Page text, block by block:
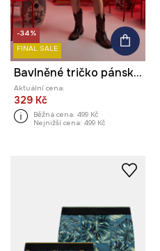
-34%
FINAL SALE
Bavlněné tričko pánské Tattoo Art by Michał Kidacki
Aktuální cena:
329 Kč
Běžná cena: 499 Kč
Nejnižší cena: 499 Kč